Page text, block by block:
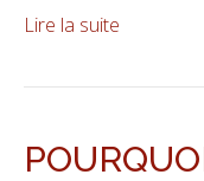
Lire la suite